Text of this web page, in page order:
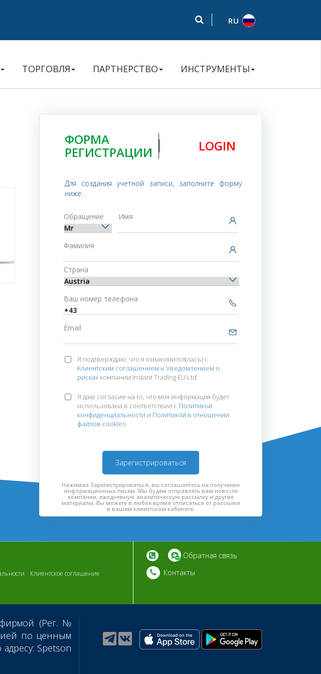
RU
ТОРГОВЛЯ ПАРТНЕРСТВО ИНСТРУМЕНТЫ
ФОРМА
РЕГИСТРАЦИИ LOGIN
Для создания учетной записи, заполните форму
ниже:
Обращение Имя
Фамилия
Страна
Ваш номер телефона
Email
Я подтверждаю, что я ознакомился(лась) с
Клиентским соглашением и Уведомлением о
рисках компании Instant Trading EU Ltd.
Я даю согласие на то, что моя информация будет
использована в соответствии с Политикой
конфиденциальности и Политикой в отношении
файлов cookies
Зарегистрироваться
Нажимая Зарегистрироваться, вы соглашаетесь на получение
информационных писем. Мы будем отправлять вам новости
компании, ежедневную аналитическую рассылку и другие
материалы. Вы можете в любое время отписаться от рассылки
в вашем клиентском кабинете.
Клиентское соглашение
Обратная связь
Контакты
(Рег. №
по ценным
Spetson